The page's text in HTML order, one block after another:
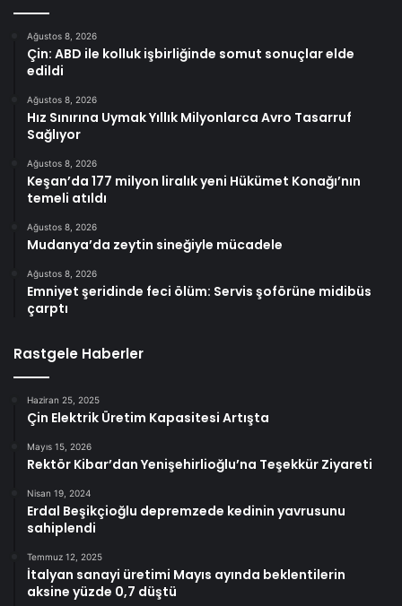
Ağustos 8, 2026
Çin: ABD ile kolluk işbirliğinde somut sonuçlar elde
edildi
Ağustos 8, 2026
Hız Sınırına Uymak Yıllık Milyonlarca Avro Tasarruf
Sağlıyor
Ağustos 8, 2026
Keşan’da 177 milyon liralık yeni Hükümet Konağı’nın
temeli atıldı
Ağustos 8, 2026
Mudanya’da zeytin sineğiyle mücadele
Ağustos 8, 2026
Emniyet şeridinde feci ölüm: Servis şoförüne midibüs
çarptı
Rastgele Haberler
Haziran 25, 2025
Çin Elektrik Üretim Kapasitesi Artışta
Mayıs 15, 2026
Rektör Kibar’dan Yenişehirlioğlu’na Teşekkür Ziyareti
Nisan 19, 2024
Erdal Beşikçioğlu depremzede kedinin yavrusunu
sahiplendi
Temmuz 12, 2025
İtalyan sanayi üretimi Mayıs ayında beklentilerin
aksine yüzde 0,7 düştü